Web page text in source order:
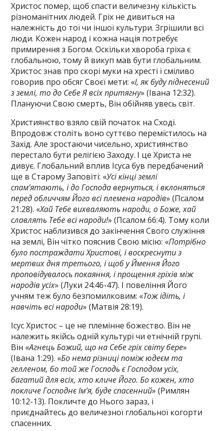
Христос помер, щоб спасти величезну кількість
різноманітних людей. Гріх не дивиться на
належність до тої чи іншої культури. Згрішили всі
люди. Кожен народ і кожна нація потребує
примирення з Богом. Оскільки хвороба гріха є
глобальною, тому й викуп мав бути глобальним.
Христос знав про скорі муки на хресті і сміливо
говорив про обсяг Своєї мети: «І, як буду піднесений
з землі, то до Себе Я всіх притягну» (Івана 12:32).
Плануючи Свою смерть, Він обійняв увесь світ.
Християнство взяло свій початок на Сході.
Впродовж століть воно суттєво перемістилось на
Захід. Але зростаючи чисельно, християнство
перестало бути релігією Заходу. І це Христа не
дивує. Глобальний вплив Ісуса був передбачений
ще в Старому Заповіті: «Усі кінці землі
спам’ятають, і до Господа вернуться, і вклоняться
перед обличчям Його всі племена народів» (Псалом
21:28). «Хай Тебе вихваляють народи, о Боже, хай
славлять Тебе всі народи!» (Псалом 66:4). Тому коли
Христос наблизився до закінчення Свого служіння
на землі, Він чітко пояснив Свою місію: «Потрібно
було постраждати Христові, і воскреснути з
мертвих дня третього, і щоб у Ймення Його
проповідувалось покаяння, і прощення гріхів між
народів усіх» (Луки 24:46-47). І повеління Його
учням теж було безпомилковим: «Тож ідіть, і
навчіть всі народи» (Матвія 28:19).
Ісус Христос – це не племінне божество. Він не
належить якійсь одній культурі чи етнічній групі.
Він «Агнець Божий, що на Себе гріх світу бере»
(Івана 1:29). «Бо нема різниці поміж юдеєм та
гелленом, бо той же Господь є Господом усіх,
багатий для всіх, хто кличе Його. Бо кожен, хто
покличе Господнє Ім’я, буде спасенний» (Римлян
10:12-13). Покличте до Нього зараз, і
приєднайтесь до величезної глобальної когорти
спасенних.